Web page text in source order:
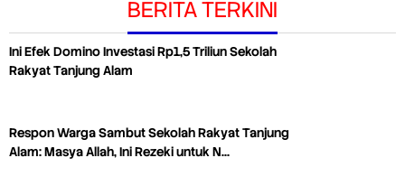
BERITA TERKINI
Ini Efek Domino Investasi Rp1,5 Triliun Sekolah
Rakyat Tanjung Alam
Respon Warga Sambut Sekolah Rakyat Tanjung
Alam: Masya Allah, Ini Rezeki untuk N…